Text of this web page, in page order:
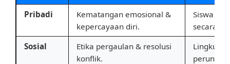
Pribadi
Kematangan emosional &
kepercayaan diri.
Siswa
secara
Sosial
Etika pergaulan & resolusi
konflik.